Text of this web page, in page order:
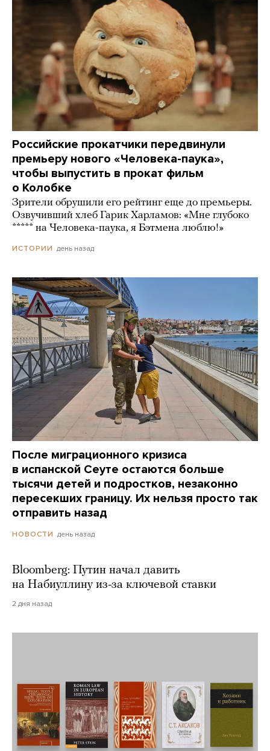
Российские прокатчики передвинули
премьеру нового «Человека-паука»,
чтобы выпустить в прокат фильм
о Колобке
Зрители обрушили его рейтинг еще до премьеры.
Озвучивший хлеб Гарик Харламов: «Мне глубоко
***** на Человека-паука, я Бэтмена люблю!»
ИСТОРИИ день назад
После миграционного кризиса
в испанской Сеуте остаются больше
тысячи детей и подростков, незаконно
пересекших границу. Их нельзя просто так
отправить назад
НОВОСТИ день назад
Bloomberg: Путин начал давить
на Набиуллину из-за ключевой ставки
2 дня назад